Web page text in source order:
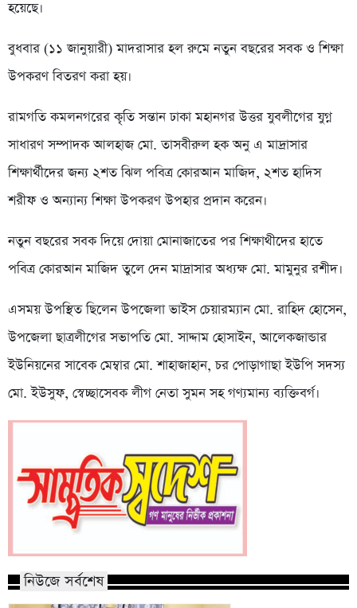
হয়েছে।
বুধবার (১১ জানুয়ারী) মাদরাসার হল রুমে নতুন বছরের সবক ও শিক্ষা
উপকরণ বিতরণ করা হয়।
রামগতি কমলনগরের কৃতি সন্তান ঢাকা মহানগর উত্তর যুবলীগের যুগ্ন
সাধারণ সম্পাদক আলহাজ মো. তাসবীরুল হক অনু এ মাদ্রাসার
শিক্ষার্থীদের জন্য ২শত ঝিল পবিত্র কোরআন মাজিদ, ২শত হাদিস
শরীফ ও অন্যান্য শিক্ষা উপকরণ উপহার প্রদান করেন।
নতুন বছরের সবক দিয়ে দোয়া মোনাজাতের পর শিক্ষাথীদের হাতে
পবিত্র কোরআন মাজিদ তুলে দেন মাদ্রাসার অধ্যক্ষ মো. মামুনুর রশীদ।
এসময় উপস্থিত ছিলেন উপজেলা ভাইস চেয়ারম্যান মো. রাহিদ হোসেন,
উপজেলা ছাত্রলীগের সভাপতি মো. সাদ্দাম হোসাইন, আলেকজান্ডার
ইউনিয়নের সাবেক মেম্বার মো. শাহাজাহান, চর পোড়াগাছা ইউপি সদস্য
মো. ইউসুফ, স্বেচ্ছাসেবক লীগ নেতা সুমন সহ গণ্যমান্য ব্যক্তিবর্গ।
নিউজে সর্বশেষ